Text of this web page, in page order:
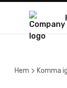
Hem Komma